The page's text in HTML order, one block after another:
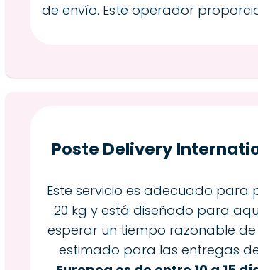
de envío. Este operador
Poste Delivery
Este servicio es adecuado para
20 kg y está diseñado para
esperar un tiempo razonable
estimado para las entregas